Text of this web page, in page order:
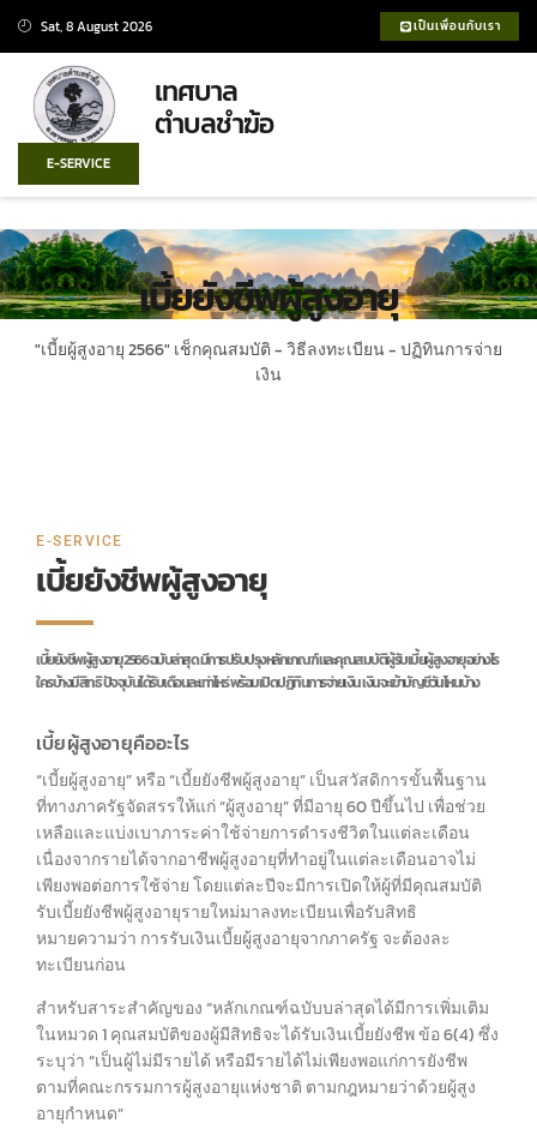
Sat, 8 August 2026 เป็นเพื่อนกับเรา
เทศบาล
ตำบลชำฆ้อ
E-SERVICE
เบี้ยยังชีพผู้สูงอายุ
"เบี้ยผู้สูงอายุ 2566" เช็กคุณสมบัติ - วิธีลงทะเบียน - ปฏิทินการจ่าย
เงิน
E-SERVICE
เบี้ยยังชีพผู้สูงอายุ
เบี้ยยังชีพผู้สูงอายุ 2566 ฉบับล่าสุด มีการปรับปรุงหลักเกณฑ์ และคุณสมบัติผู้รับเบี้ยผู้สูงอายุ อย่างไร
ใครบ้างมีสิทธิ ปัจจุบันได้รับเดือนละเท่าไหร่ พร้อมเปิดปฏิทินการจ่ายเงิน เงินจะเข้าบัญชีวันไหนบ้าง
เบี้ยผู้สูงอายุคืออะไร
“เบี้ยผู้สูงอายุ” หรือ “เบี้ยยังชีพผู้สูงอายุ” เป็นสวัสดิการขั้นพื้นฐาน
ที่ทางภาครัฐจัดสรรให้แก่ “ผู้สูงอายุ” ที่มีอายุ 60 ปีขึ้นไป เพื่อช่วย
เหลือและแบ่งเบาภาระค่าใช้จ่ายการดำรงชีวิตในแต่ละเดือน
เนื่องจากรายได้จากอาชีพผู้สูงอายุที่ทำอยู่ในแต่ละเดือนอาจไม่
เพียงพอต่อการใช้จ่าย โดยแต่ละปีจะมีการเปิดให้ผู้ที่มีคุณสมบัติ
รับเบี้ยยังชีพผู้สูงอายุรายใหม่มาลงทะเบียนเพื่อรับสิทธิ
หมายความว่า การรับเงินเบี้ยผู้สูงอายุจากภาครัฐ จะต้องละ
ทะเบียนก่อน
สำหรับสาระสำคัญของ “หลักเกณฑ์ฉบับบล่าสุดได้มีการเพิ่มเติม
ในหมวด 1 คุณสมบัติของผู้มีสิทธิจะได้รับเงินเบี้ยยังชีพ ข้อ 6(4) ซึ่ง
ระบุว่า “เป็นผู้ไม่มีรายได้ หรือมีรายได้ไม่เพียงพอแก่การยังชีพ
ตามที่คณะกรรมการผู้สูงอายุแห่งชาติ ตามกฎหมายว่าด้วยผู้สูง
อายุกำหนด”